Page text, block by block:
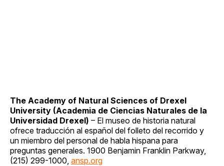
The Academy of Natural Sciences of Drexel
University (Academia de Ciencias Naturales de la
Universidad Drexel) – El museo de historia natural
ofrece traducción al español del folleto del recorrido y
un miembro del personal de habla hispana para
preguntas generales. 1900 Benjamin Franklin Parkway,
(215) 299-1000, ansp.org